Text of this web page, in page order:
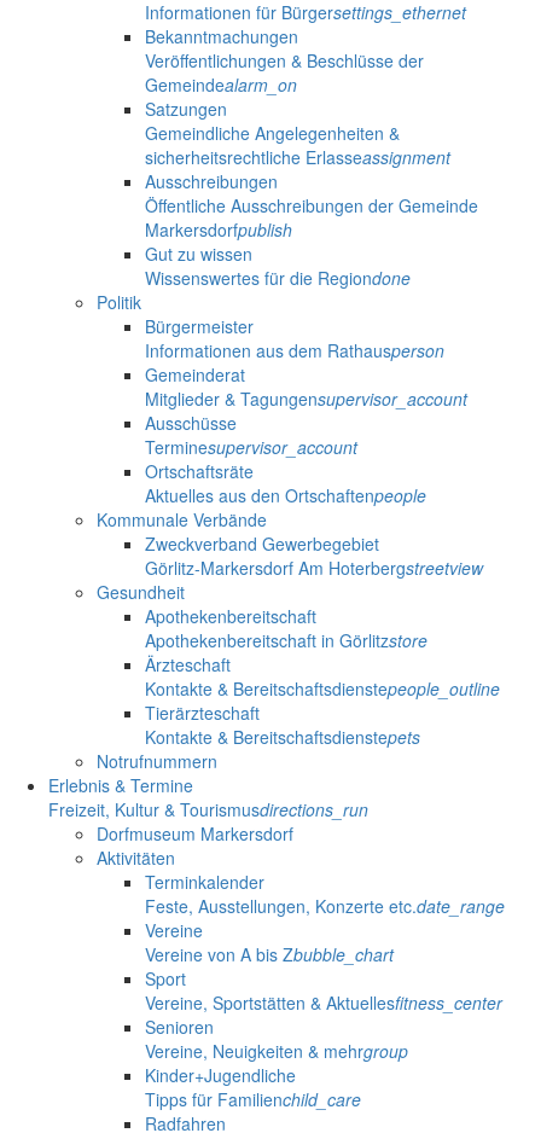
Informationen für Bürgersettings_ethernet
Bekanntmachungen
Veröffentlichungen & Beschlüsse der
Gemeindealarm_on
Satzungen
Gemeindliche Angelegenheiten &
sicherheitsrechtliche Erlasseassignment
Ausschreibungen
Öffentliche Ausschreibungen der Gemeinde
Markersdorfpublish
Gut zu wissen
Wissenswertes für die Regiondone
Politik
Bürgermeister
Informationen aus dem Rathausperson
Gemeinderat
Mitglieder & Tagungensupervisor_account
Ausschüsse
Terminesupervisor_account
Ortschaftsräte
Aktuelles aus den Ortschaftenpeople
Kommunale Verbände
Zweckverband Gewerbegebiet
Görlitz-Markersdorf Am Hoterbergstreetview
Gesundheit
Apothekenbereitschaft
Apothekenbereitschaft in Görlitzstore
Ärzteschaft
Kontakte & Bereitschaftsdienstepeople_outline
Tierärzteschaft
Kontakte & Bereitschaftsdienstepets
Notrufnummern
Erlebnis & Termine
Freizeit, Kultur & Tourismusdirections_run
Dorfmuseum Markersdorf
Aktivitäten
Terminkalender
Feste, Ausstellungen, Konzerte etc.date_range
Vereine
Vereine von A bis Zbubble_chart
Sport
Vereine, Sportstätten & Aktuellesfitness_center
Senioren
Vereine, Neuigkeiten & mehrgroup
Kinder+Jugendliche
Tipps für Familienchild_care
Radfahren